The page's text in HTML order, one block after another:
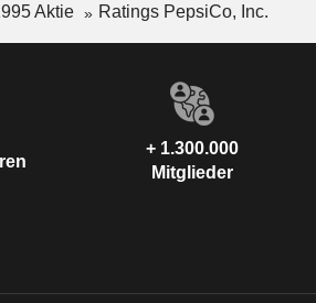
Aktie Ratings PepsiCo, Inc.
+ 1.300.000
Mitglieder